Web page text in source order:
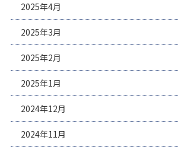
2025年4月
2025年3月
2025年2月
2025年1月
2024年12月
2024年11月